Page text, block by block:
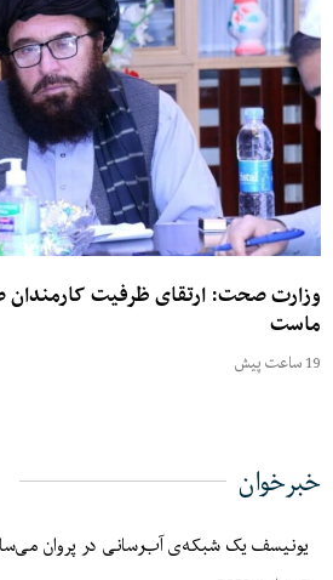
صحت: ارتقای ظرفیت کارمندان
یک شبکه‌ی آب‌رسانی در پروان می‌سازد